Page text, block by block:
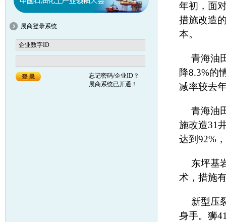
展商登录系统
忘记密码/企业ID？
展商系统已开通！
年初，面
措施改造
本。
青海油
降8.3%的
减率较去
青海油
施改造31
达到92%
东坪基
术，措施
新型压
身手。狮